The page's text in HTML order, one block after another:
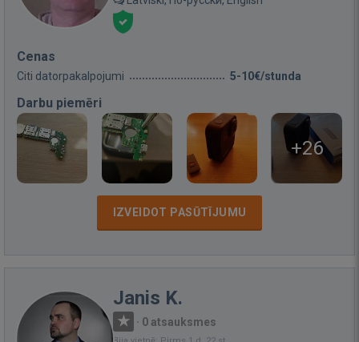
Cenas
Citi datorpakalpojumi 5-10€/stunda
Darbu piemēri
+26
IZVEIDOT PASŪTĪJUMU
Janis K.
· 0 atsauksmes